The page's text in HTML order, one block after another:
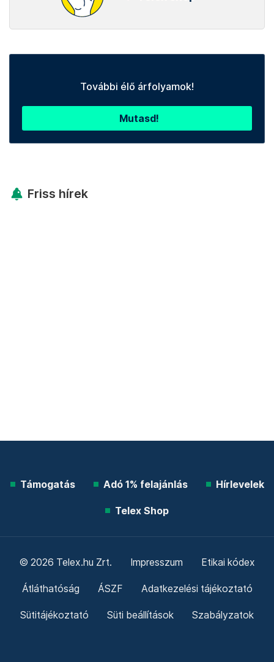
További élő árfolyamok!
Mutasd!
Friss hírek
Támogatás Adó 1% felajánlás Hírlevelek
Telex Shop
© 2026 Telex.hu Zrt. Impresszum Etikai kódex
Átláthatóság ÁSZF Adatkezelési tájékoztató
Sütitájékoztató Süti beállítások Szabályzatok